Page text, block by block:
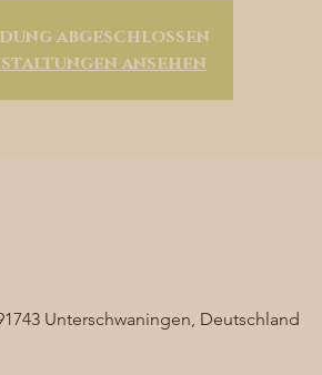
abgeschlossen
ansehen
Unterschwaningen, Deutschland